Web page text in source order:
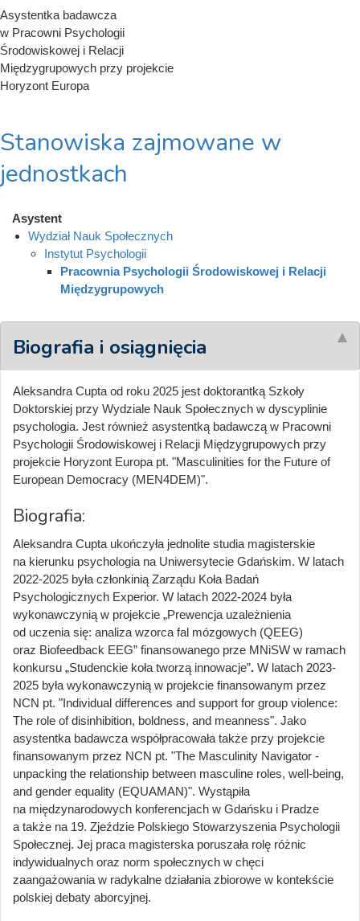
Asystentka badawcza
w Pracowni Psychologii
Środowiskowej i Relacji
Międzygrupowych przy projekcie
Horyzont Europa
Stanowiska zajmowane w
jednostkach
Asystent
Wydział Nauk Społecznych
Instytut Psychologii
Pracownia Psychologii Środowiskowej i Relacji
Międzygrupowych
Biografia i osiągnięcia
Aleksandra Cupta od roku 2025 jest doktorantką Szkoły
Doktorskiej przy Wydziale Nauk Społecznych w dyscyplinie
psychologia. Jest również asystentką badawczą w Pracowni
Psychologii Środowiskowej i Relacji Międzygrupowych przy
projekcie Horyzont Europa pt. "Masculinities for the Future of
European Democracy (MEN4DEM)".
Biografia:
Aleksandra Cupta ukończyła jednolite studia magisterskie
na kierunku psychologia na Uniwersytecie Gdańskim. W latach
2022-2025 była członkinią Zarządu Koła Badań
Psychologicznych Experior. W latach 2022-2024 była
wykonawczynią w projekcie „Prewencja uzależnienia
od uczenia się: analiza wzorca fal mózgowych (QEEG)
oraz Biofeedback EEG” finansowanego prze MNiSW w ramach
konkursu „Studenckie koła tworzą innowacje”. W latach 2023-
2025 była wykonawczynią w projekcie finansowanym przez
NCN pt. "Individual differences and support for group violence:
The role of disinhibition, boldness, and meanness". Jako
asystentka badawcza współpracowała także przy projekcie
finansowanym przez NCN pt. "The Masculinity Navigator -
unpacking the relationship between masculine roles, well-being,
and gender equality (EQUAMAN)". Wystąpiła
na międzynarodowych konferencjach w Gdańsku i Pradze
a także na 19. Zjeździe Polskiego Stowarzyszenia Psychologii
Społecznej. Jej praca magisterska poruszała rolę różnic
indywidualnych oraz norm społecznych w chęci
zaangażowania w radykalne działania zbiorowe w kontekście
polskiej debaty aborcyjnej.